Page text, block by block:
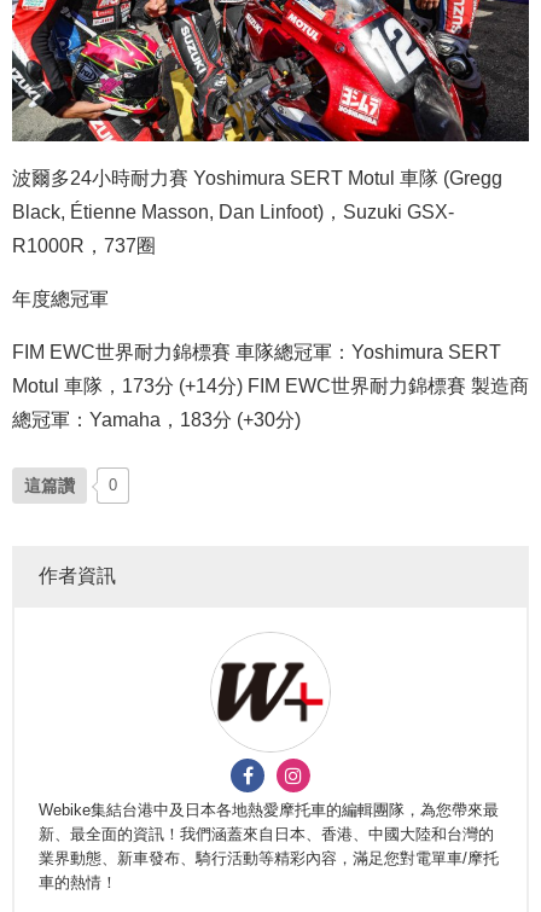
波爾多24小時耐力賽 Yoshimura SERT Motul 車隊 (Gregg
Black, Étienne Masson, Dan Linfoot)，Suzuki GSX-
R1000R，737圈
年度總冠軍
FIM EWC世界耐力錦標賽 車隊總冠軍：Yoshimura SERT
Motul 車隊，173分 (+14分) FIM EWC世界耐力錦標賽 製造商
總冠軍：Yamaha，183分 (+30分)
這篇讚 0
作者資訊
Webike集結台港中及日本各地熱愛摩托車的編輯團隊，為您帶來最
新、最全面的資訊！我們涵蓋來自日本、香港、中國大陸和台灣的
業界動態、新車發布、騎行活動等精彩內容，滿足您對電單車/摩托
車的熱情！